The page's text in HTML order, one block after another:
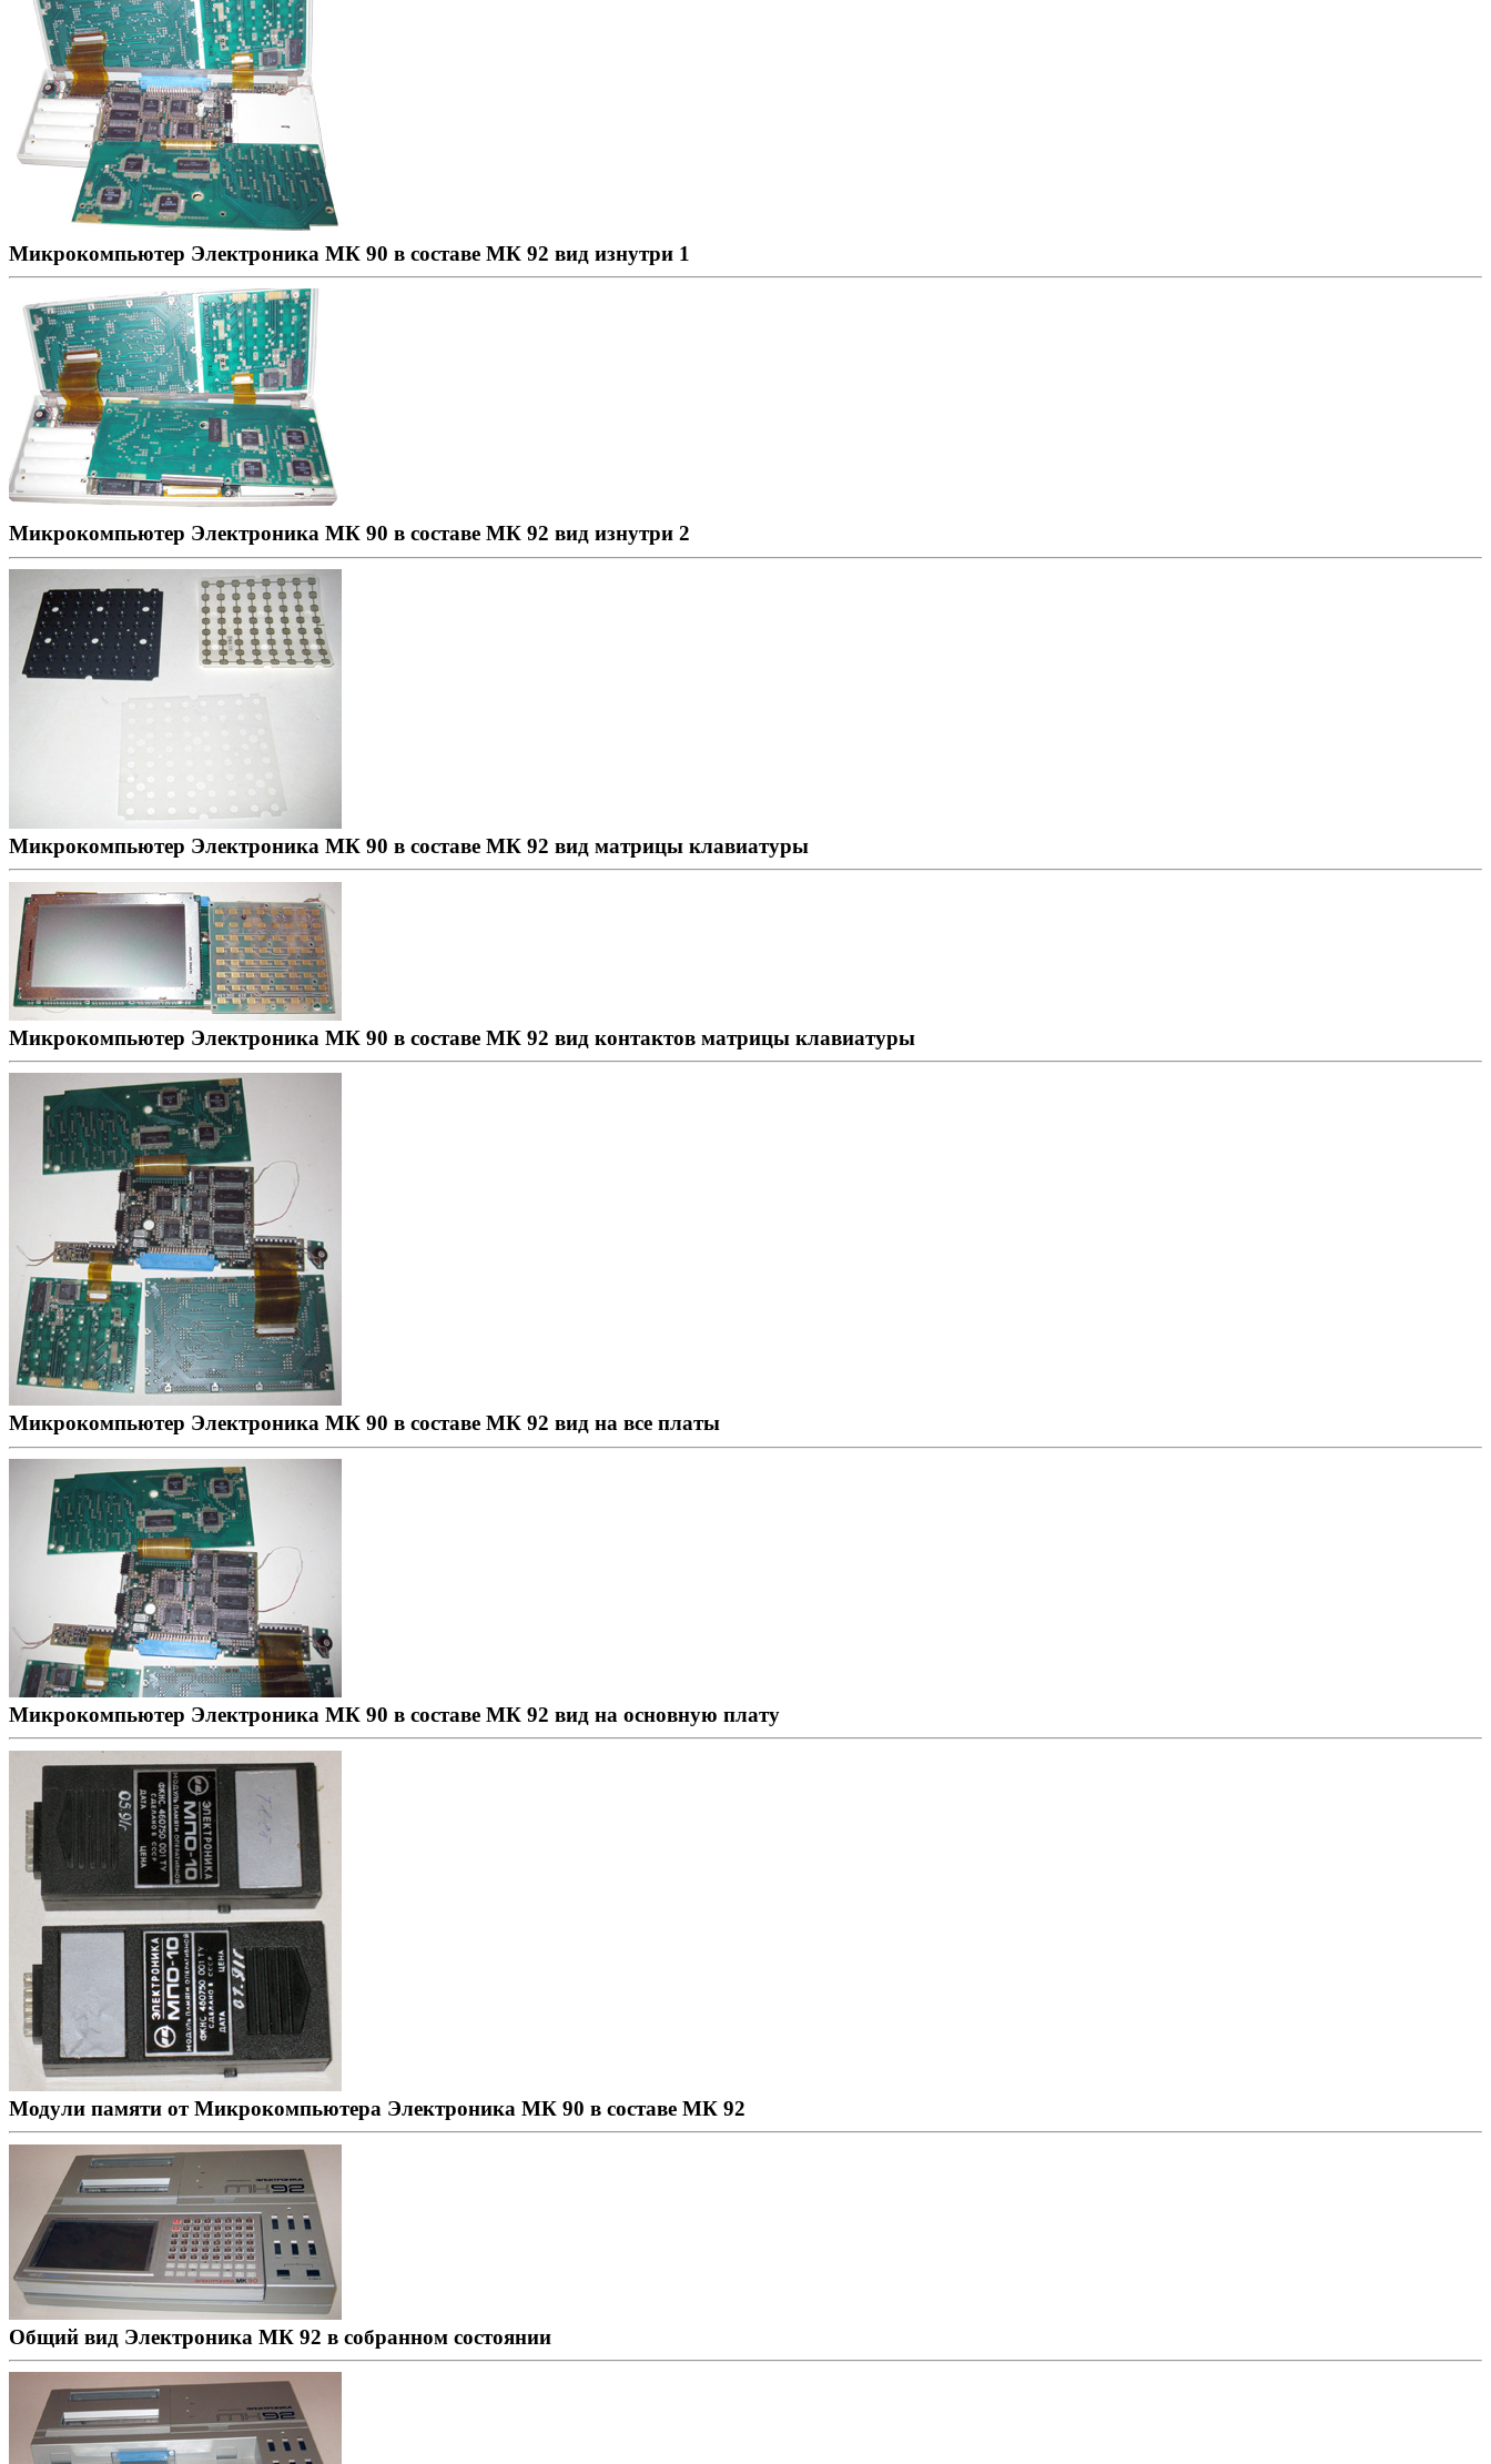
Микрокомпьютер Электроника МК 90 в составе МК 92 вид изнутри 1
Микрокомпьютер Электроника МК 90 в составе МК 92 вид изнутри 2
Микрокомпьютер Электроника МК 90 в составе МК 92 вид матрицы клавиатуры
Микрокомпьютер Электроника МК 90 в составе МК 92 вид контактов матрицы клавиатуры
Микрокомпьютер Электроника МК 90 в составе МК 92 вид на все платы
Микрокомпьютер Электроника МК 90 в составе МК 92 вид на основную плату
Модули памяти от Микрокомпьютера Электроника МК 90 в составе МК 92
Общий вид Электроника МК 92 в собранном состоянии